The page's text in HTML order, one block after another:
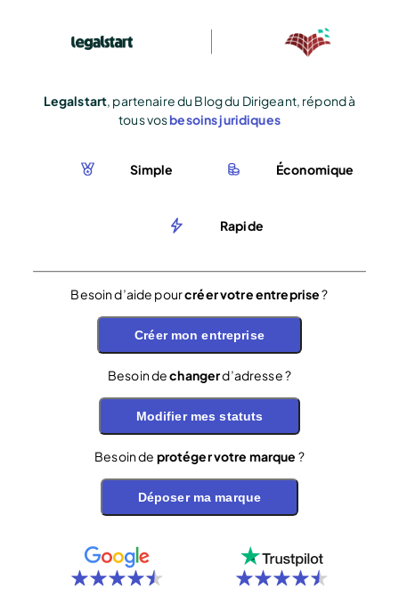
Legalstart , partenaire du Blog du Dirigeant, répond à
tous vosbesoins juridiques
Simple Économique
Rapide
Besoin d’aide pourcréer votre entreprise?
Créer mon entreprise
Besoin dechangerd’adresse ?
Modifier mes statuts
Besoin de protéger votre marque ?
Déposer ma marque